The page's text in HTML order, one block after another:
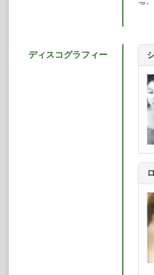
ア
国。
以
ケ
ル
で
聴
ン
奏
術
さ
ディスコグラフィー